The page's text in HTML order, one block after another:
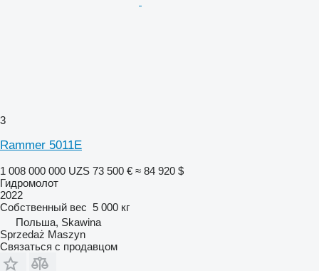
3
Rammer 5011E
1 008 000 000 UZS 73 500 € ≈ 84 920 $
Гидромолот
2022
Собственный вес 5 000 кг
Польша, Skawina
Sprzedaż Maszyn
Связаться с продавцом